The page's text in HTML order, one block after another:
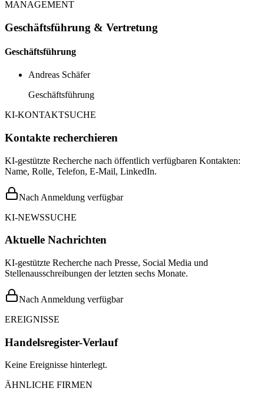
MANAGEMENT
Geschäftsführung & Vertretung
Geschäftsführung
Andreas Schäfer
Geschäftsführung
KI-KONTAKTSUCHE
Kontakte recherchieren
KI-gestützte Recherche nach öffentlich verfügbaren Kontakten:
Name, Rolle, Telefon, E-Mail, LinkedIn.
Nach Anmeldung verfügbar
KI-NEWSSUCHE
Aktuelle Nachrichten
KI-gestützte Recherche nach Presse, Social Media und
Stellenausschreibungen der letzten sechs Monate.
Nach Anmeldung verfügbar
EREIGNISSE
Handelsregister-Verlauf
Keine Ereignisse hinterlegt.
ÄHNLICHE FIRMEN